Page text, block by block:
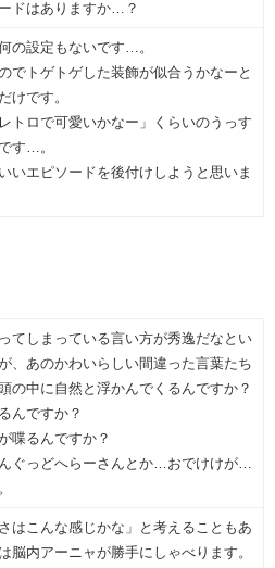
ドはありますか…？
の設定もないです…。
でトゲトゲした装飾が似合うかなーと
けです。
トロで可愛いかなー」くらいのうっす
す…。
いエピソードを後付けしようと思いま
てしまっている言い方が秀逸だなとい
、あのかわいらしい間違った言葉たち
の中に自然と浮かんでくるんですか？
んですか？
喋るんですか？
ぐっどへらーさんとか…おでけけが…
はこんな感じかな」と考えることもあ
脳内アーニャが勝手にしゃべります。